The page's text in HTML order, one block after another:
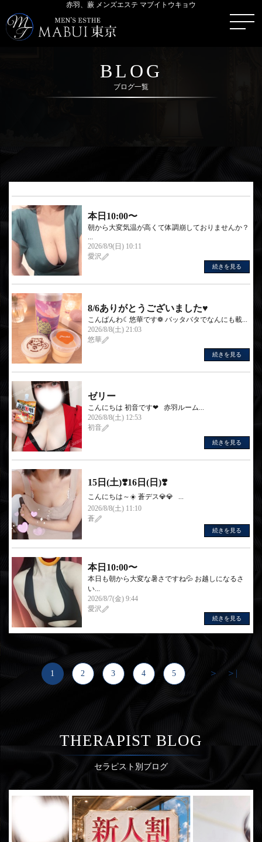
赤羽、蕨 メンズエステ マブイトウキョウ
BLOG
ブログ一覧
本日10:00〜
朝から大変気温が高くて体調崩しておりませんか？
...
2026/8/9(日) 10:11
愛沢
続きを見る
8/6ありがとうございました♥
こんばんわ☾悠華です❁︎ バッタバタでなんにも載...
2026/8/8(土) 21:03
悠華
続きを見る
ゼリー
こんにちは 初音です❤︎‬ 赤羽ルーム...
2026/8/8(土) 12:53
初音
続きを見る
15日(土)❣️16日(日)❣️
こんにちは～☀️ 蒼デス💎💎 ...
2026/8/8(土) 11:10
蒼
続きを見る
本日10:00〜
本日も朝から大変な暑さですね💦 お越しになるさ
い...
2026/8/7(金) 9:44
愛沢
続きを見る
1 2 3 4 5 ＞ ＞|
THERAPIST BLOG
セラピスト別ブログ